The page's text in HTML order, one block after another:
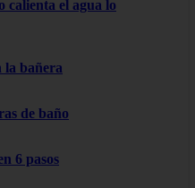
calienta el agua lo
la bañera
de baño
6 pasos